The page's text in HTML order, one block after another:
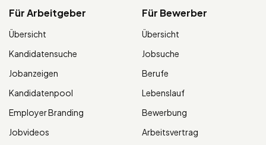
Für Arbeitgeber
Übersicht
Kandidatensuche
Jobanzeigen
Kandidatenpool
Employer Branding
Jobvideos
Für Bewerber
Übersicht
Jobsuche
Berufe
Lebenslauf
Bewerbung
Arbeitsvertrag